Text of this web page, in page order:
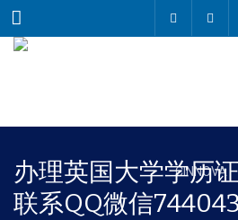
Menu
办理英国大学学历
联系QQ微信